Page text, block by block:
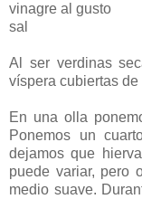
vinagre al gusto
sal
Al ser verdinas
víspera cubiertas de
En una olla
Ponemos un
dejamos que
puede variar, pero
medio suave.